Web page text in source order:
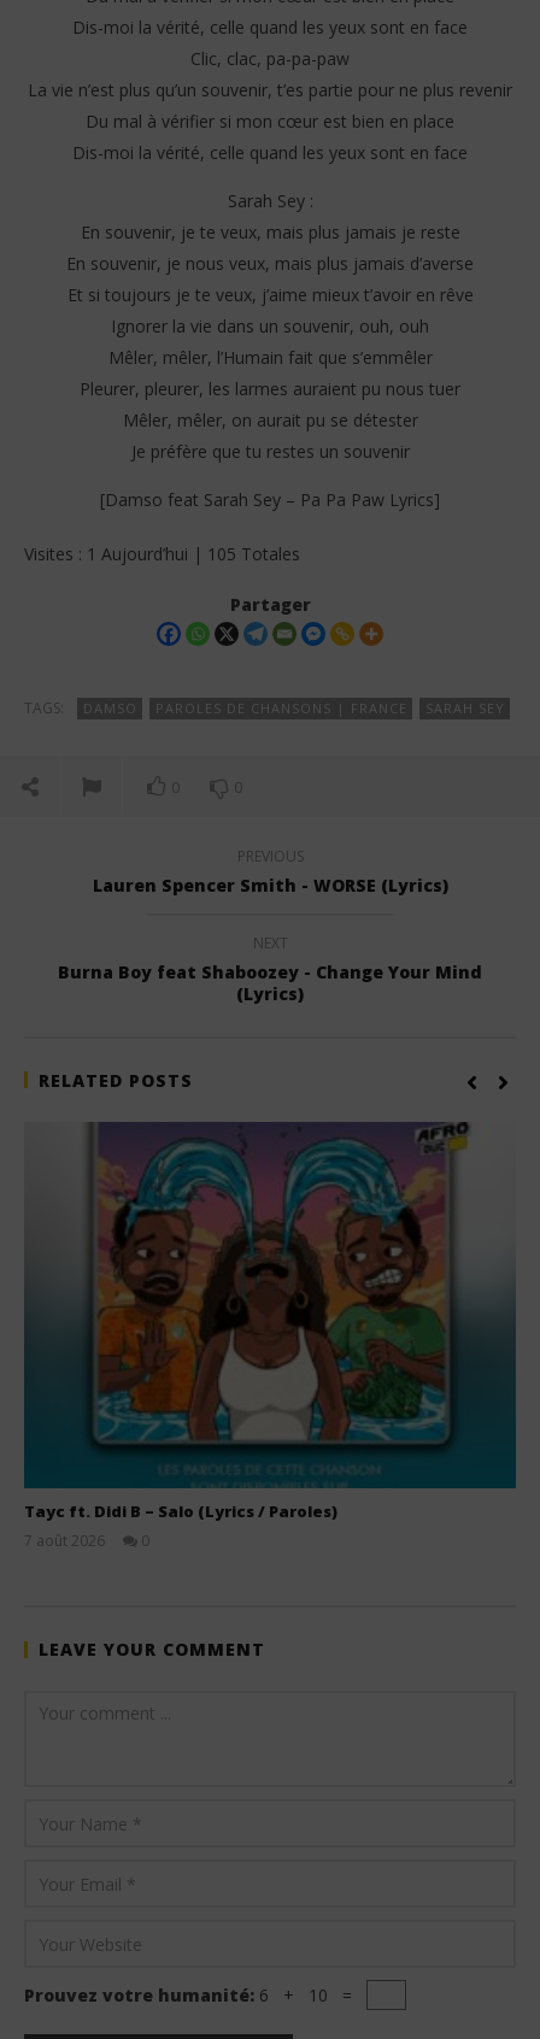
Dis-moi la vérité, celle quand les yeux sont en face
Clic, clac, pa-pa-paw
La vie n’est plus qu’un souvenir, t’es partie pour ne plus revenir
Du mal à vérifier si mon cœur est bien en place
Dis-moi la vérité, celle quand les yeux sont en face
Sarah Sey :
En souvenir, je te veux, mais plus jamais je reste
En souvenir, je nous veux, mais plus jamais d’averse
Et si toujours je te veux, j’aime mieux t’avoir en rêve
Ignorer la vie dans un souvenir, ouh, ouh
Mêler, mêler, l’Humain fait que s’emmêler
Pleurer, pleurer, les larmes auraient pu nous tuer
Mêler, mêler, on aurait pu se détester
Je préfère que tu restes un souvenir
[Damso feat Sarah Sey – Pa Pa Paw Lyrics]
Visites : 1 Aujourd’hui | 105 Totales
Partager
TAGS: DAMSO PAROLES DE CHANSONS | FRANCE SARAH SEY
0 0
PREVIOUS
Lauren Spencer Smith - WORSE (Lyrics)
NEXT
Burna Boy feat Shaboozey - Change Your Mind
(Lyrics)
RELATED POSTS
Tayc ft. Didi B – Salo (Lyrics / Paroles)
7 août 2026
0
LEAVE YOUR COMMENT
Prouvez votre humanité: 6 + 10 =